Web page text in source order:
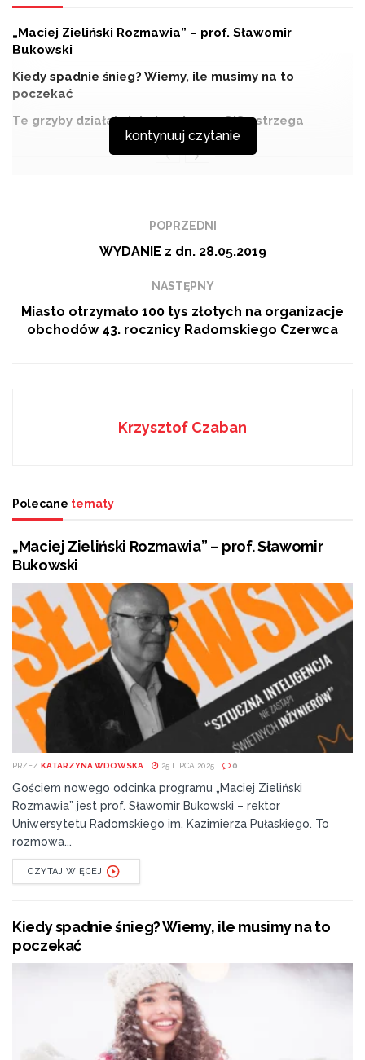
„Maciej Zieliński Rozmawia” – prof. Sławomir
Bukowski
Kiedy spadnie śnieg? Wiemy, ile musimy na to
poczekać
Te grzyby działają jak dopalacze. GIS ostrzega
Wędzonka, radny Platformy Obywatelskiej.
kontynuuj czytanie
POPRZEDNI
WYDANIE z dn. 28.05.2019
NASTĘPNY
Miasto otrzymało 100 tys złotych na organizacje
obchodów 43. rocznicy Radomskiego Czerwca
Krzysztof Czaban
Polecane tematy
„Maciej Zieliński Rozmawia” – prof. Sławomir
Bukowski
PRZEZ KATARZYNA WDOWSKA 25 LIPCA 2025 0
Gościem nowego odcinka programu „Maciej Zieliński
Rozmawia” jest prof. Sławomir Bukowski – rektor
Uniwersytetu Radomskiego im. Kazimierza Pułaskiego. To
rozmowa...
CZYTAJ WIĘCEJ
Kiedy spadnie śnieg? Wiemy, ile musimy na to
poczekać